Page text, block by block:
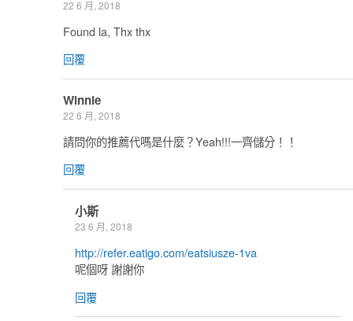
22 6 月, 2018
Found la, Thx thx
回覆
Winnie
22 6 月, 2018
請問你的推薦代嗎是什麼？Yeah!!!一齊儲分！！
回覆
小斯
23 6 月, 2018
http://refer.eatigo.com/eatsiusze-1va
呢個呀 謝謝你
回覆